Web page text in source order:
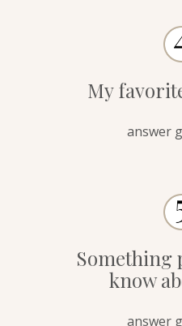
My
answer
Something
know
answer